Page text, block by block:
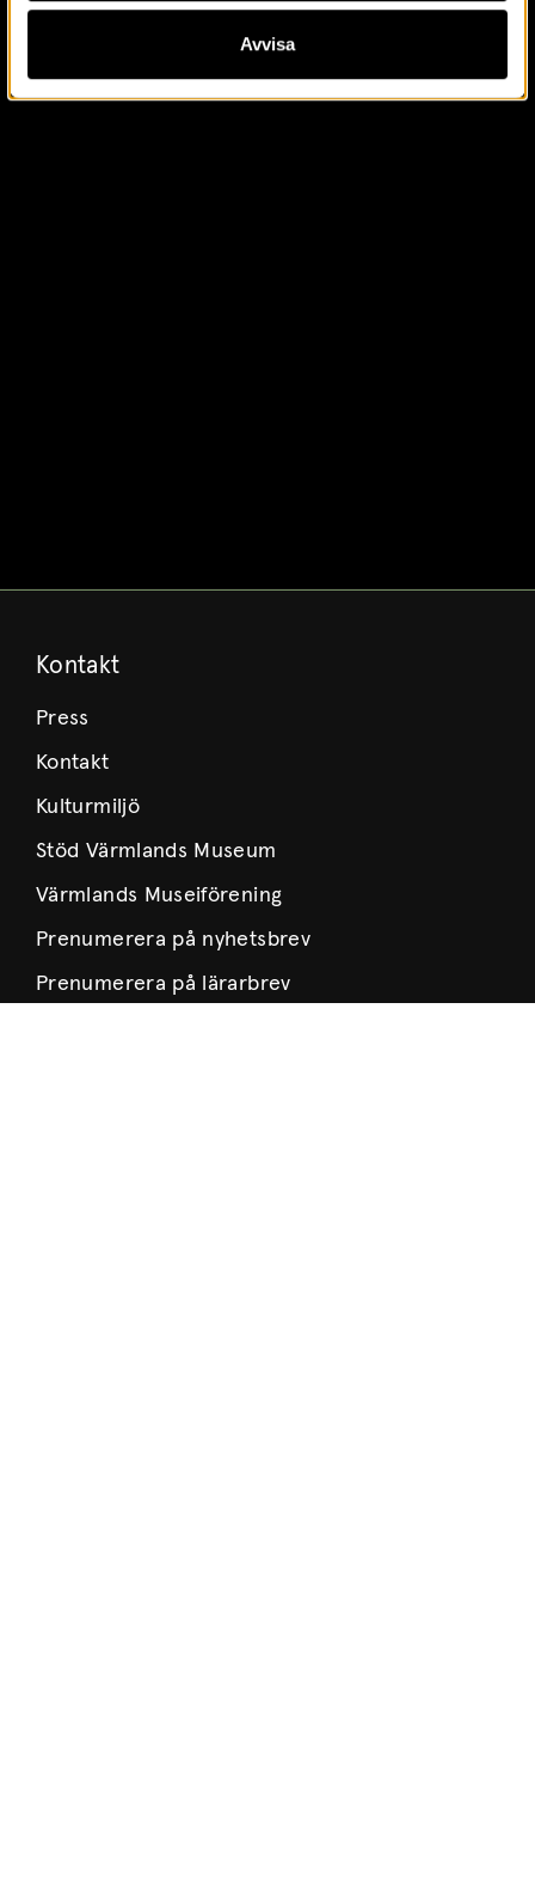
Avvisa
Kontakt
Press
Kontakt
Kulturmiljö
Stöd Värmlands Museum
Värmlands Museiförening
Prenumerera på nyhetsbrev
Prenumerera på lärarbrev